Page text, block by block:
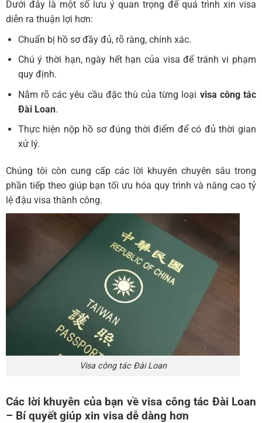
Dưới đây là một số lưu ý quan trọng để quá trình xin visa
diễn ra thuận lợi hơn:
Chuẩn bị hồ sơ đầy đủ, rõ ràng, chính xác.
Chú ý thời hạn, ngày hết hạn của visa để tránh vi phạm
quy định.
Nắm rõ các yêu cầu đặc thù của từng loại visa công tác
Đài Loan.
Thực hiện nộp hồ sơ đúng thời điểm để có đủ thời gian
xử lý.
Chúng tôi còn cung cấp các lời khuyên chuyên sâu trong
phần tiếp theo giúp bạn tối ưu hóa quy trình và nâng cao tỷ
lệ đậu visa thành công.
Visa công tác Đài Loan
Các lời khuyên của bạn về visa công tác Đài Loan
– Bí quyết giúp xin visa dễ dàng hơn